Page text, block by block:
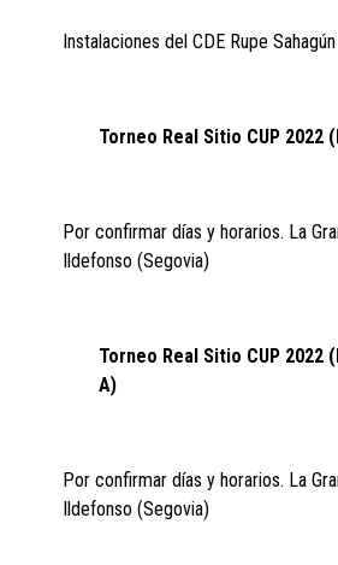
Instalaciones del CDE Rupe Sahagún
Torneo Real Sitio CUP 2022
Por confirmar días y horarios. La
Ildefonso (Segovia)
Torneo Real Sitio CUP 2022
A)
Por confirmar días y horarios. La
Ildefonso (Segovia)